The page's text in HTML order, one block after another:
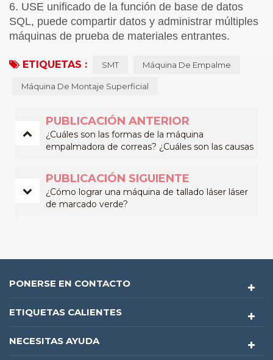
6. USE unificado de la función de base de datos
SQL, puede compartir datos y administrar múltiples
máquinas de prueba de materiales entrantes.
ETIQUETAS : SMT Máquina De Empalme
Máquina De Montaje Superficial
PUBLICACIÓN ANTERIOR
¿Cuáles son las formas de la máquina
empalmadora de correas? ¿Cuáles son las causas
PUBLICACIÓN SIGUIENTE
¿Cómo lograr una máquina de tallado láser láser
de marcado verde?
PONERSE EN CONTACTO
ETIQUETAS CALIENTES
NECESITAS AYUDA